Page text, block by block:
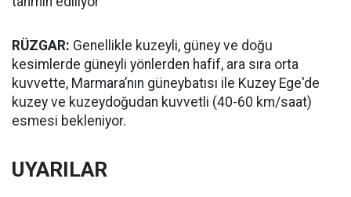
RÜZGAR: Genellikle kuzeyli, güney ve doğu
kesimlerde güneyli yönlerden hafif, ara sıra orta
kuvvette, Marmara’nın güneybatısı ile Kuzey Ege'de
kuzey ve kuzeydoğudan kuvvetli (40-60 km/saat)
esmesi bekleniyor.
UYARILAR